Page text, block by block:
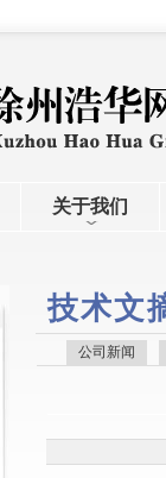
关于我们
技术文
公司新闻